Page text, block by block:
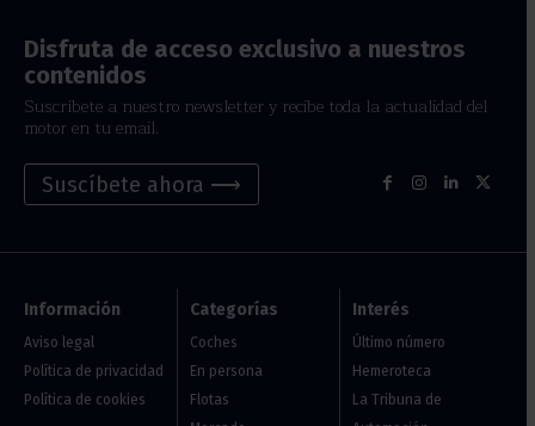
Disfruta de acceso exclusivo a nuestros
contenidos
Suscríbete a nuestro newsletter y recibe toda la actualidad del
motor en tu email.
Suscíbete ahora ⟶
Información
Aviso legal
Política de privacidad
Política de cookies
Categorías
Coches
En persona
Flotas
Interés
Último número
Hemeroteca
La Tribuna de